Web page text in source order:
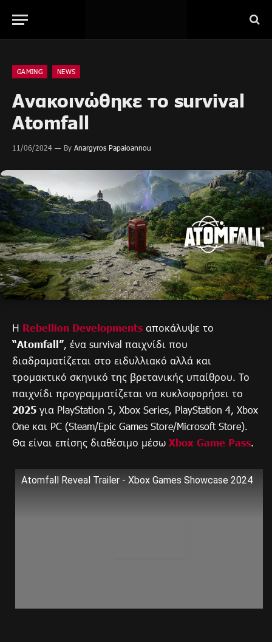
GAMING NEWS
Ανακοινώθηκε το survival
Atomfall
11/06/2024 By Anargyros Papaioannou
Η Rebellion Developments αποκάλυψε το
“Atomfall”, ένα survival παιχνίδι που
διαδραματίζεται στο ειδυλλιακό αλλά και
τρομακτικό σκηνικό της βρετανικής υπαίθρου. Το
παιχνίδι προγραμματίζεται να κυκλοφορήσει το
2025 για PlayStation 5, Xbox Series, PlayStation 4, Xbox
One και PC (Steam/Epic Games Store/Microsoft Store).
Θα είναι επίσης διαθέσιμο μέσω Xbox Game Pass.
Atomfall Reveal Trailer - Xbox Games Showcase 2024